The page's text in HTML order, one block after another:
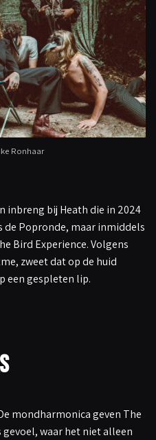
Ronhaar
inbreng bij Heath die in 2024
de Popronde, maar inmiddels
Bird Experience. Volgens
zweet dat op de huid
een gespleten lip.
mondharmonica geven The
gevoel, waar het niet alleen